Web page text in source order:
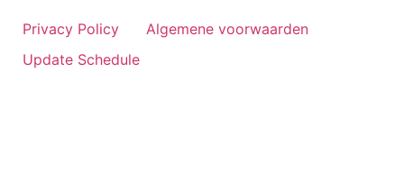
Privacy Policy
Algemene voorwaarden
Update Schedule